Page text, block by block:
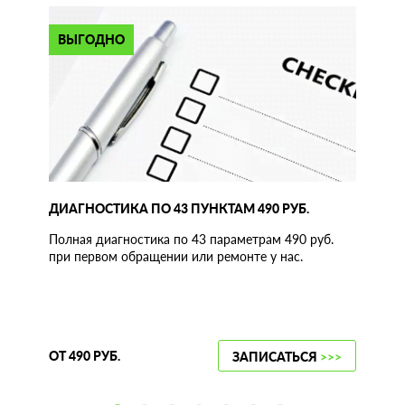
ВЫГОДНО
ДИАГНОСТИКА ПО 43 ПУНКТАМ 490 РУБ.
Полная диагностика по 43 параметрам 490 руб.
при первом обращении или ремонте у нас.
ОТ 490 РУБ. ЗАПИСАТЬСЯ >>>